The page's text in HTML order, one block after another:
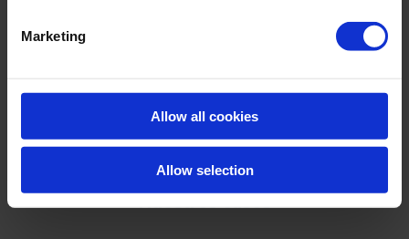
Marketing
Allow all cookies
Allow selection
Nuestros casos